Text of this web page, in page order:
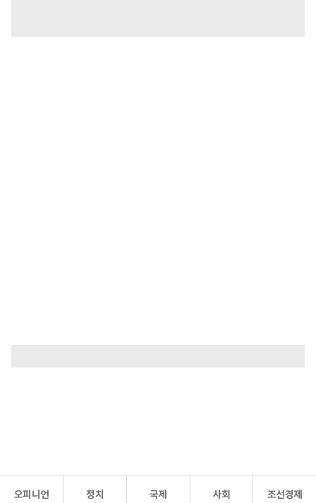
오피니언 정치 국제 사회 조선경제